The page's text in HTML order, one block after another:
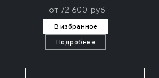
от 72 600 руб.
В избранное
Подробнее